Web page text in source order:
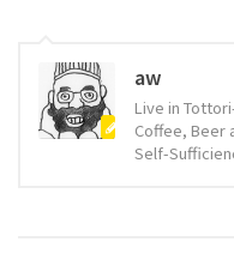
aw
Live in
Coffee, Beer
Self-